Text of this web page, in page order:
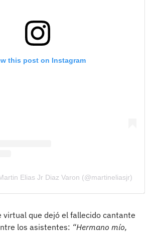
this post on Instagram
Elias Jr Diaz Varon (@martineliasjr)
virtual que dejó el fallecido cantante
los asistentes: “Hermano mío,